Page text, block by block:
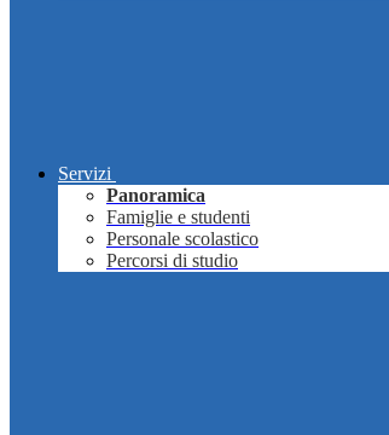
Servizi
Panoramica
Famiglie e studenti
Personale scolastico
Percorsi di studio